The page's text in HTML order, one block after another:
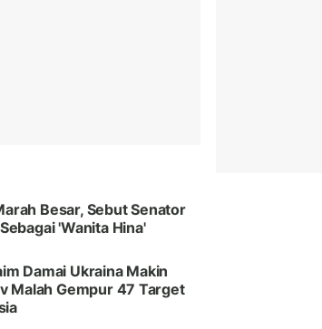
Besar, Sebut Senator
'Wanita Hina'
Damai Ukraina Makin
Malah Gempur 47 Target